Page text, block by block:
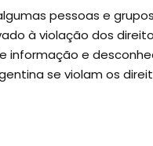
pessoas e
à violação dos
e
se violam os